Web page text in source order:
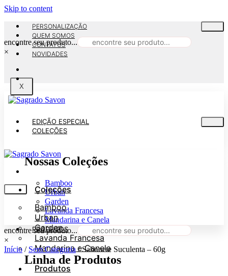
Skip to content
PERSONALIZAÇÃO
QUEM SOMOS
CONTATOS
NOVIDADES
X
encontre seu produto...
×
EDIÇÃO ESPECIAL
COLEÇÕES
Nossas Coleções
Bamboo
Urban
Garden
Lavanda Francesa
Mandarina e Canela
PRODUTOS
Linha de Produtos
Coleções
Bamboo
Urban
Garden
Lavanda Francesa
Mandarina e Canela
Produtos
encontre seu produto...
×
Início / Sem Categoria / Sabonete Suculenta – 60g